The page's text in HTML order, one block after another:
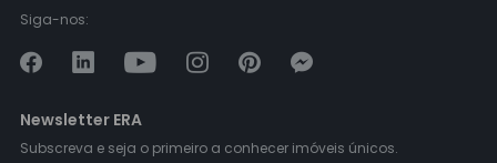
Siga-nos:
Newsletter ERA
Subscreva e seja o primeiro a conhecer imóveis únicos.